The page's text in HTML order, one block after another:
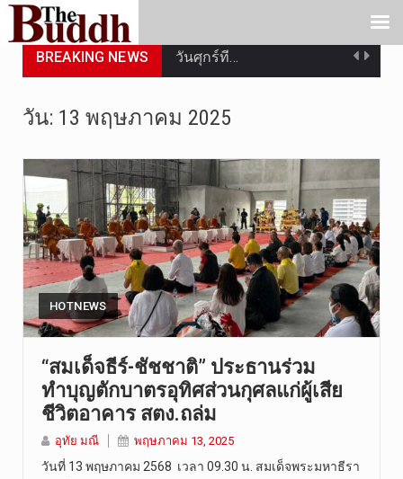
BREAKING NEWS วันศุกร์ที…
เมื่อวันที…
“สมเด็จเกี…
วันที่ 7 ส…
วัดสระเกศ …
การประกาศใ…
วัน: 13 พฤษภาคม 2025
HOTNEWS
“สมเด็จธีร์-ชัชชาติ” ประธานร่วม
ทำบุญตักบาตรอุทิศส่วนกุศลแก่ผู้เสีย
ชีวิตอาคาร สตง.ถล่ม
อุทัย มณี พฤษภาคม 13, 2025
วันที่ 13 พฤษภาคม 2568 เวลา 09.30 น. สมเด็จพระมหาธีรา